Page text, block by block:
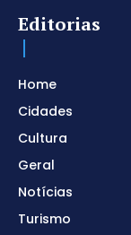
Editorias
Home
Cidades
Cultura
Geral
Notícias
Turismo